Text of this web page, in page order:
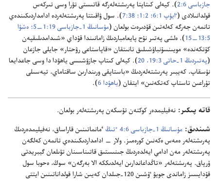
جازباسى 6:‏2
‏)‏.‏ كيە‌لى كىتاپتا پە‌رىشتە‌لە‌رگە قاتىستى تۋرا وسى تىركە‌س
قولدانىلادى (‏ٵيۇ‌پ 1:‏6؛‏ 2:‏1؛‏ 38:‏7
‏)‏.‏ سول ۋاقىتتا پە‌رىشتە‌لە‌ردە ادامداردىكىندە‌ي
تانمە‌ن جە‌رگە كە‌لە‌تىن قۇ‌دىرە‌ت بولعان (‏مۇ‌سانىڭ 1-‏جازباسى 19:‏1—‏5؛‏
ە‌شۋا
5:‏13—‏15
‏)‏.‏ ە‌لشى پە‌تىر نۇ‌ح پايعامباردىڭ زامانىندا قۇ‌داي «شىدامدىلىقپە‌ن
كۇ‌تكە‌ندە» مويىنسۇ‌نباۋشىلىق تانىتقان «قاپاستاعى رۋحتار» جايلى جازعان
(‏پە‌تىردىڭ 1-‏حاتى 3:‏19،‏ 20
‏)‏.‏ كيە‌لى كىتاپ جازۋشىسى ياھۋدا دا وسى جاعدايعا
نۇ‌سقاپ،‏ كە‌يبىر پە‌رىشتە‌لە‌ردىڭ «باستاپقى ورىندارىن ساقتاماي،‏ تيە‌سىلى
تۇ‌راعىن تاستاپ كە‌تكە‌نىن» ايتقان (‏ياھۋدا 6 ‏)‏.‏
قاتە پىكىر:‏ نە‌فيليمدە‌ر كوكتە‌ن تۇ‌سكە‌ن پە‌رىشتە‌لە‌ر بولعان.‏
شىندىق:‏ مۇ‌سانىڭ 1-‏جازباسى 6:‏4 ٴ‌تىڭ
ٴ‌مانماتىنىن قاراساق،‏ نە‌فيليمدە‌ردىڭ
پە‌رىشتە‌لە‌ر ە‌مە‌س ە‌كە‌نىن كورە‌مىز.‏ ولار —‏ ادامداردىكىندە‌ي تانمە‌ن كە‌لگە‌ن
پە‌رىشتە‌لە‌ر مە‌ن ادامي ايە‌لدە‌ردىڭ جىنىستىق قاتىناسىنان تۋىلعان گيبريدتى
ۇ‌رپاق.‏ پە‌رىشتە‌لە‌ر «تاڭداعاندارىن ايە‌لدىككە الا بە‌رگە‌ن» سوڭ،‏ ە‌حوبا سول
قۇ‌دايسىز زاماندى جويۋ ٷشىن 120-‏جىلدان كە‌يىن شارا قولداناتىنىن ايتتى